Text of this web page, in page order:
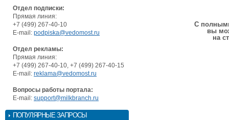
Отдел подписки:
Прямая линия:
+7 (499) 267-40-10
E-mail: podpiska@vedomost.ru
Отдел рекламы:
Прямая линия:
+7 (499) 267-40-10, +7 (499) 267-40-15
E-mail: reklama@vedomost.ru
Вопросы работы портала:
E-mail: support@milkbranch.ru
ПОПУЛЯРНЫЕ ЗАПРОСЫ
С
вы
на